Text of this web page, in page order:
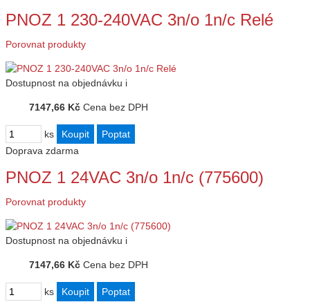
PNOZ 1 230-240VAC 3n/o 1n/c Relé
Porovnat produkty
Dostupnost na objednávku i
7147,66 Kč Cena bez DPH
ks
Doprava zdarma
PNOZ 1 24VAC 3n/o 1n/c (775600)
Porovnat produkty
Dostupnost na objednávku i
7147,66 Kč Cena bez DPH
ks